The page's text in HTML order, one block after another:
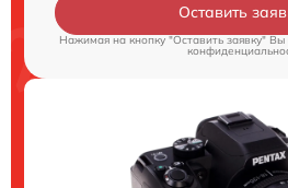
Оставить
Нажимая на кнопку "Оставить заявку"